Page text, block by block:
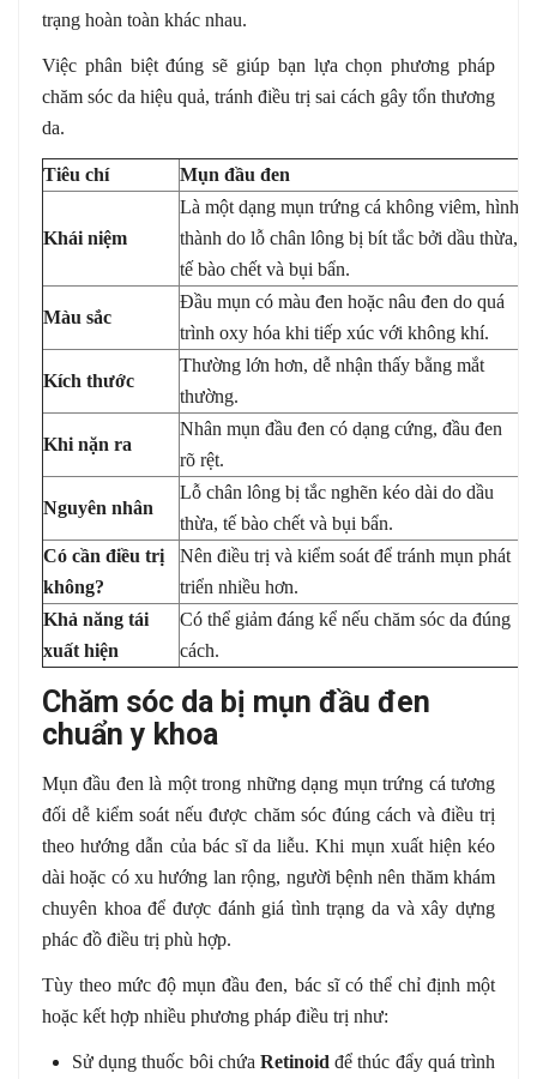
trạng hoàn toàn khác nhau.
Việc phân biệt đúng sẽ giúp bạn lựa chọn phương pháp
chăm sóc da hiệu quả, tránh điều trị sai cách gây tổn thương
da.
Tiêu chí Mụn đầu đen
Khái niệm
Là một dạng mụn trứng cá không viêm, hình
thành do lỗ chân lông bị bít tắc bởi dầu thừa,
tế bào chết và bụi bẩn.
Màu sắc
Đầu mụn có màu đen hoặc nâu đen do quá
trình oxy hóa khi tiếp xúc với không khí.
Kích thước
Thường lớn hơn, dễ nhận thấy bằng mắt
thường.
Khi nặn ra
Nhân mụn đầu đen có dạng cứng, đầu đen
rõ rệt.
Nguyên nhân
Lỗ chân lông bị tắc nghẽn kéo dài do dầu
thừa, tế bào chết và bụi bẩn.
Có cần điều trị
không?
Nên điều trị và kiểm soát để tránh mụn phát
triển nhiều hơn.
Khả năng tái
xuất hiện
Có thể giảm đáng kể nếu chăm sóc da đúng
cách.
Chăm sóc da bị mụn đầu đen
chuẩn y khoa
Mụn đầu đen là một trong những dạng mụn trứng cá tương
đối dễ kiểm soát nếu được chăm sóc đúng cách và điều trị
theo hướng dẫn của bác sĩ da liễu. Khi mụn xuất hiện kéo
dài hoặc có xu hướng lan rộng, người bệnh nên thăm khám
chuyên khoa để được đánh giá tình trạng da và xây dựng
phác đồ điều trị phù hợp.
Tùy theo mức độ mụn đầu đen, bác sĩ có thể chỉ định một
hoặc kết hợp nhiều phương pháp điều trị như:
Sử dụng thuốc bôi chứa Retinoid để thúc đẩy quá trình